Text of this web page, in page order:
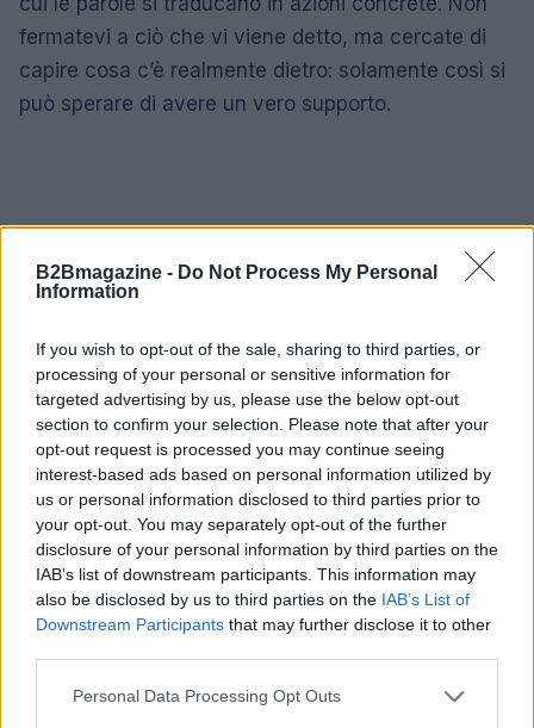
B2Bmagazine - Do Not Process My Personal
Information
If you wish to opt-out of the sale, sharing to third parties, or
processing of your personal or sensitive information for
targeted advertising by us, please use the below opt-out
section to confirm your selection. Please note that after your
opt-out request is processed you may continue seeing
interest-based ads based on personal information utilized by
us or personal information disclosed to third parties prior to
your opt-out. You may separately opt-out of the further
disclosure of your personal information by third parties on the
IAB’s list of downstream participants. This information may
also be disclosed by us to third parties on the IAB’s List of
Downstream Participants that may further disclose it to other
Please note that this website/app uses one or more Google
Personal Data Processing Opt Outs
fermatevi a ciò che vi viene detto, ma cercate di
capire cosa c’è realmente dietro: solamente così si
può sperare di avere un vero supporto.
AUTORE
AiAdhubMedia